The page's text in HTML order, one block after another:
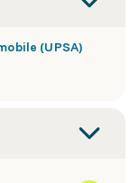
(UPSA)